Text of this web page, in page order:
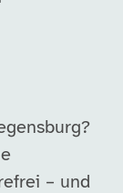
– und